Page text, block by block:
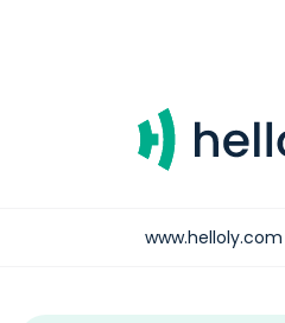
www.helloly.com